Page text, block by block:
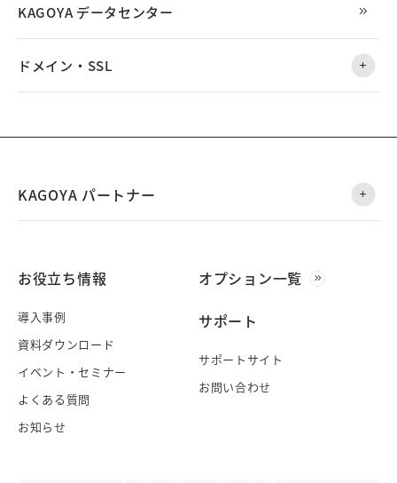
KAGOYA データセンター
ドメイン・SSL
KAGOYA パートナー
お役立ち情報
導入事例
資料ダウンロード
イベント・セミナー
よくある質問
お知らせ
オプション一覧
サポート
サポートサイト
お問い合わせ